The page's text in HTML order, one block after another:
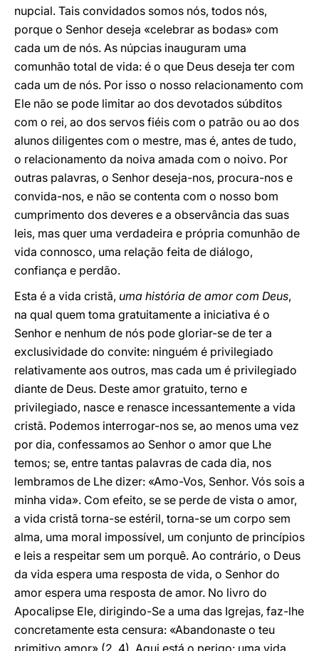
nupcial. Tais convidados somos nós, todos nós,
porque o Senhor deseja «celebrar as bodas» com
cada um de nós. As núpcias inauguram uma
comunhão total de vida: é o que Deus deseja ter com
cada um de nós. Por isso o nosso relacionamento com
Ele não se pode limitar ao dos devotados súbditos
com o rei, ao dos servos fiéis com o patrão ou ao dos
alunos diligentes com o mestre, mas é, antes de tudo,
o relacionamento da noiva amada com o noivo. Por
outras palavras, o Senhor deseja-nos, procura-nos e
convida-nos, e não se contenta com o nosso bom
cumprimento dos deveres e a observância das suas
leis, mas quer uma verdadeira e própria comunhão de
vida connosco, uma relação feita de diálogo,
confiança e perdão.
Esta é a vida cristã, uma história de amor com Deus,
na qual quem toma gratuitamente a iniciativa é o
Senhor e nenhum de nós pode gloriar-se de ter a
exclusividade do convite: ninguém é privilegiado
relativamente aos outros, mas cada um é privilegiado
diante de Deus. Deste amor gratuito, terno e
privilegiado, nasce e renasce incessantemente a vida
cristã. Podemos interrogar-nos se, ao menos uma vez
por dia, confessamos ao Senhor o amor que Lhe
temos; se, entre tantas palavras de cada dia, nos
lembramos de Lhe dizer: «Amo-Vos, Senhor. Vós sois a
minha vida». Com efeito, se se perde de vista o amor,
a vida cristã torna-se estéril, torna-se um corpo sem
alma, uma moral impossível, um conjunto de princípios
e leis a respeitar sem um porquê. Ao contrário, o Deus
da vida espera uma resposta de vida, o Senhor do
amor espera uma resposta de amor. No livro do
Apocalipse Ele, dirigindo-Se a uma das Igrejas, faz-lhe
concretamente esta censura: «Abandonaste o teu
primitivo amor» (2, 4). Aqui está o perigo: uma vida